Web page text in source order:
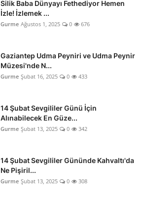
Silik Baba Dünyayı Fethediyor Hemen
İzle! İzlemek ...
Gurme Ağustos 1, 2025 0 676
Gaziantep Udma Peyniri ve Udma Peynir
Müzesi'nde N...
Gurme Şubat 16, 2025 0 433
14 Şubat Sevgililer Günü İçin
Alınabilecek En Güze...
Gurme Şubat 13, 2025 0 342
14 Şubat Sevgililer Gününde Kahvaltı'da
Ne Pişiril...
Gurme Şubat 13, 2025 0 308